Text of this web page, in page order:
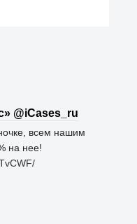
Твиттер «АйКейсес» ‏@iCases_ru
всем нашим
на нее!